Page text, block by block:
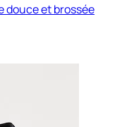
douce et brossée